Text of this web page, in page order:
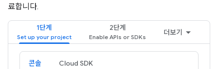
료합니다.
1단계 2단계
더보기
콘솔 Cloud SDK